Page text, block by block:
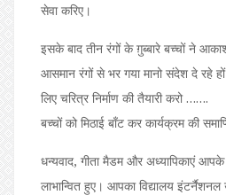
सेवा करिए।
इसके बाद तीन रंगों के ग़ुब्बारे बच्चों ने
आसमान रंगों से भर गया मानो संदेश दे रहे
लिए चरित्र निर्माण की तैयारी करो …….
बच्चों को मिठाई बाँट कर कार्यक्रम की
धन्यवाद, गीता मैडम और अध्यापिकाएं
लाभान्वित हुए। आपका विद्यालय